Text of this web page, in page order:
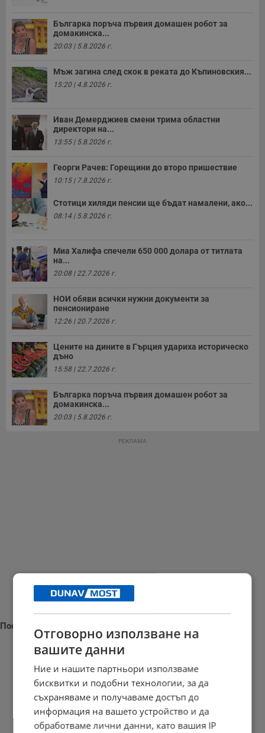
Българка поръча първия домашен робот за
домакинска...
20:03 | 5.8.2026 г.
Мъж загина след скок в реката до Къпиновския...
15:20 | 4.8.2026 г.
Иван Демерджиев смени трима областни
директори на...
13:55 | 5.8.2026 г.
Георги Рачев: Горещини до второ пришествие
10:15 | 7.8.2026 г.
Стотици хиляди пенсии ще бъдат намалени, ако...
08:14 | 5.8.2026 г.
Миа Халифа спечели 650 000 долара от титлата
на...
20:08 | 22.7.2026 г.
НОИ обяви всички нужни документи за
пенсиониране
12:26 | 20.7.2026 г.
Цените на дините в Гърция удариха историческо
дъно
15:58 | 22.7.2026 г.
Българка поръча първия домашен робот за
домакинска...
20:03 | 5.8.2026 г.
РЕКЛАМА
Последни новини
Взривове разтърсиха военния завод в село Белица
11:49 | 10.8.2026 г.
Отговорно използване на
вашите данни
Ние и нашите партньори използваме
бисквитки и подобни технологии, за да
съхраняваме и получаваме достъп до
информация на вашето устройство и да
обработваме лични данни, като вашия IP